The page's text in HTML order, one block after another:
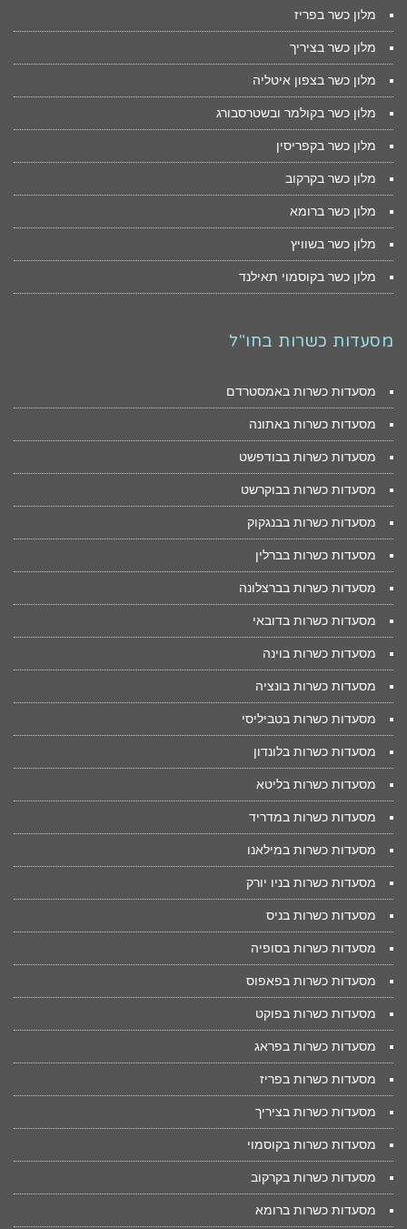
מלון כשר בפריז
מלון כשר בציריך
מלון כשר בצפון איטליה
מלון כשר בקולמר ובשטרסבורג
מלון כשר בקפריסין
מלון כשר בקרקוב
מלון כשר ברומא
מלון כשר בשוויץ
מלון כשר בקוסמוי תאילנד
מסעדות כשרות בחו"ל
מסעדות כשרות באמסטרדם
מסעדות כשרות באתונה
מסעדות כשרות בבודפשט
מסעדות כשרות בבוקרשט
מסעדות כשרות בבנגקוק
מסעדות כשרות בברלין
מסעדות כשרות בברצלונה
מסעדות כשרות בדובאי
מסעדות כשרות בוינה
מסעדות כשרות בונציה
מסעדות כשרות בטביליסי
מסעדות כשרות בלונדון
מסעדות כשרות בליטא
מסעדות כשרות במדריד
מסעדות כשרות במילאנו
מסעדות כשרות בניו יורק
מסעדות כשרות בניס
מסעדות כשרות בסופיה
מסעדות כשרות בפאפוס
מסעדות כשרות בפוקט
מסעדות כשרות בפראג
מסעדות כשרות בפריז
מסעדות כשרות בציריך
מסעדות כשרות בקוסמוי
מסעדות כשרות בקרקוב
מסעדות כשרות ברומא